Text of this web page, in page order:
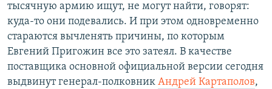
тысячную армию ищут, не могут найти, говорят:
куда-то они подевались. И при этом одновременно
стараются вычленять причины, по которым
Евгений Пригожин все это затеял. В качестве
поставщика основной официальной версии сегодня
выдвинут генерал-полковник Андрей Картаполов,